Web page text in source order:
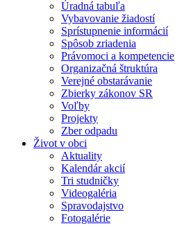
Úradná tabuľa
Vybavovanie žiadostí
Sprístupnenie informácií
Spôsob zriadenia
Právomoci a kompetencie
Organizačná štruktúra
Verejné obstarávanie
Zbierky zákonov SR
Voľby
Projekty
Zber odpadu
Život v obci
Aktuality
Kalendár akcií
Tri studničky
Videogaléria
Spravodajstvo
Fotogalérie